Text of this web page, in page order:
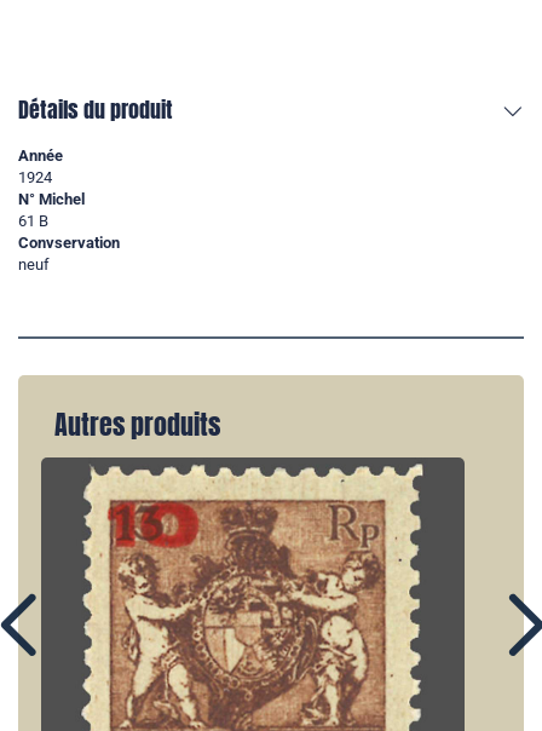
Détails du produit
Année
1924
N° Michel
61 B
Convservation
neuf
Autres produits